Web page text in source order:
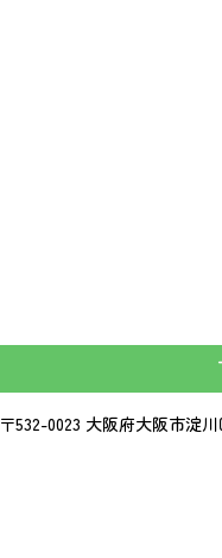
〒532-0023 大阪府大阪市淀